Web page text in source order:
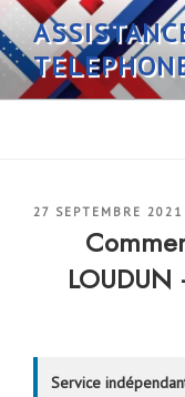
Aller
au
contenu
principal
PUBLIÉ
27 SEPTEMBRE 2021
Service